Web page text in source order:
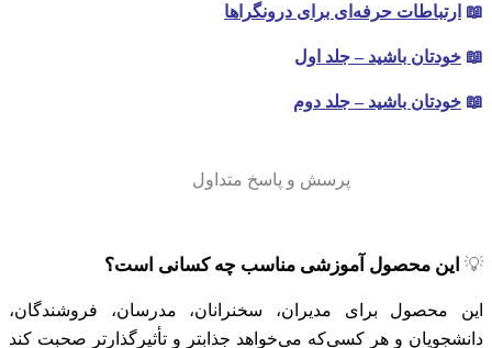
📖 ارتباطات حرفه‌ای برای درونگراها
📖 خودتان باشید – جلد اول
📖 خودتان باشید – جلد دوم
پرسش و پاسخ متداول
💡 این محصول آموزشی مناسب چه کسانی است؟
این محصول برای مدیران، سخنرانان، مدرسان، فروشندگان،
دانشجویان و هر کسی‌که می‌خواهد جذابتر و تأثیرگذارتر صحبت کند